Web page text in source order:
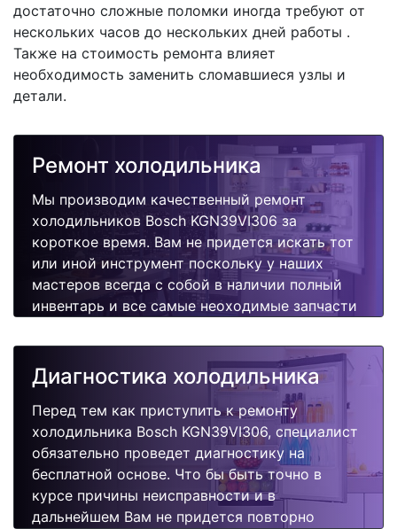
достаточно сложные поломки иногда требуют от
нескольких часов до нескольких дней работы .
Также на стоимость ремонта влияет
необходимость заменить сломавшиеся узлы и
детали.
Ремонт холодильника
Мы производим качественный ремонт
холодильников Bosch KGN39VI306 за
короткое время. Вам не придется искать тот
или иной инструмент поскольку у наших
мастеров всегда с собой в наличии полный
инвентарь и все самые неоходимые запчасти
быстро, качественно и недорого.
Диагностика холодильника
Перед тем как приступить к ремонту
холодильника Bosch KGN39VI306, специалист
обязательно проведет диагностику на
бесплатной основе. Что бы быть точно в
курсе причины неисправности и в
дальнейшем Вам не придется повторно